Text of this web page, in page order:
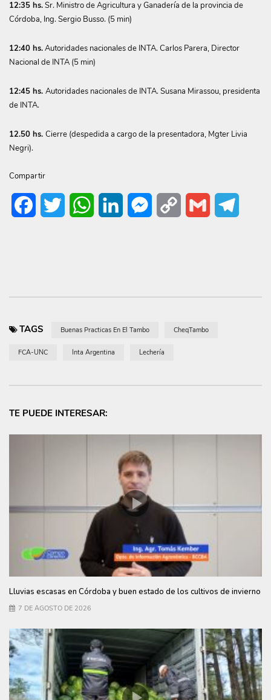
12:35 hs.Sr. Ministro de Agricultura y Ganadería de la provincia de
Córdoba, Ing. Sergio Busso. (5 min)
12:40 hs.Autoridades nacionales de INTA. Carlos Parera, Director
Nacional de INTA (5 min)
12:45 hs. Autoridades nacionales de INTA. Susana Mirassou, presidenta
de INTA.
12.50 hs. Cierre (despedida a cargo de la presentadora, Mgter Livia
Negri).
Compartir
FacebookTwitter WhatsAppLinkedIn Messenger
Copy
Gmail
TAGS Buenas Practicas En El Tambo CheqTambo
FCA-UNC Inta Argentina Lechería
TE PUEDE INTERESAR:
Lluvias escasas en Córdoba y buen estado de los cultivos de invierno
7 DE AGOSTO DE 2026